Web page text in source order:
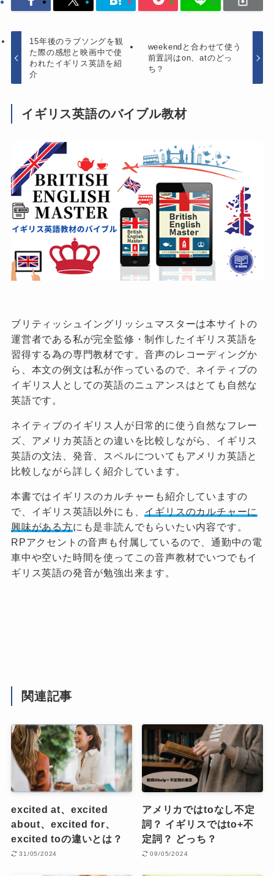
15年後のラブソングを観
た際の感想と映画中で使
われたイギリス英語を紹
介
weekendと合わせて使う
前置詞はon、atのどっ
ち？
イギリス英語のバイブル教材
ブリティッシュイングリッシュマスターは本サイトの
運営者である私が完全監修・制作したイギリス英語を
習得する為の専門教材です。音声のレコーディングか
ら、本文の例文は私が作っているので、ネイティブの
イギリス人としての英語のニュアンスはとても自然な
英語です。
ネイティブのイギリス人が日常的に使う自然なフレー
ズ、アメリカ英語との違いを比較しながら、イギリス
英語の文法、発音、スペルについてもアメリカ英語と
比較しながら詳しく紹介しています。
本書ではイギリスのカルチャーも紹介していますの
で、イギリス英語以外にも、 イギリスのカルチャーに
興味がある方にも是非読んでもらいたい内容です。
RPアクセントの音声も付属しているので、通勤中の電
車中や空いた時間を使ってこの音声教材でいつでもイ
ギリス英語の発音が勉強出来ます。
関連記事
excited at、excited
about、excited for、
excited toの違いとは？
31/05/2024
アメリカではtoなし不定
詞？ イギリスではto+不
定詞？ どっち？
09/05/2024